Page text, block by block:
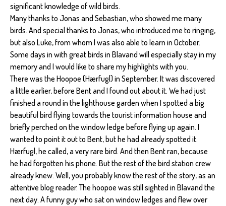
significant knowledge of wild birds.
Many thanks to Jonas and Sebastian, who showed me many
birds. And special thanks to Jonas, who introduced me to ringing,
but also Luke, from whom I was also able to learn in October.
Some days in with great birds in Blavand will especially stay in my
memory and I would like to share my highlights with you.
There was the Hoopoe (Hærfugl) in September. It was discovered
a little earlier, before Bent and I found out about it. We had just
finished a round in the lighthouse garden when I spotted a big
beautiful bird flying towards the tourist information house and
briefly perched on the window ledge before flying up again. I
wanted to point it out to Bent, but he had already spotted it.
Hærfugl, he called, a very rare bird. And then Bent ran, because
he had forgotten his phone. But the rest of the bird station crew
already knew. Well, you probably know the rest of the story, as an
attentive blog reader. The hoopoe was still sighted in Blavand the
next day. A funny guy who sat on window ledges and flew over